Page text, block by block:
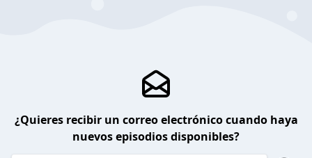
¿Quieres recibir un correo electrónico cuando haya
nuevos episodios disponibles?